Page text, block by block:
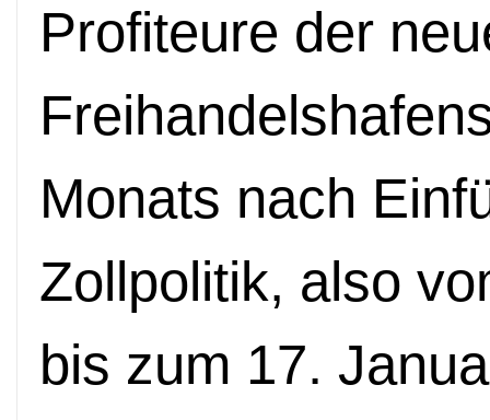
Profiteure der
Monats nach
Zollpolitik, also
bis zum 17.